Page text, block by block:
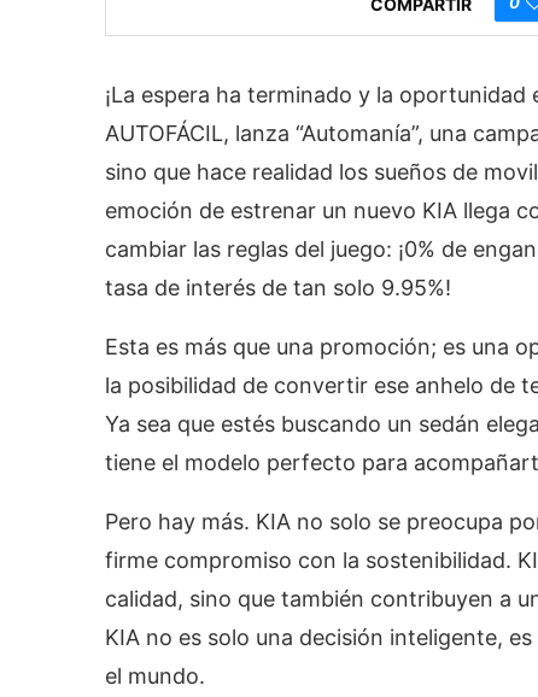
COMPARTIR
¡La espera ha terminado y la oportunidad
AUTOFÁCIL, lanza “Automanía”, una
sino que hace realidad los sueños de
emoción de estrenar un nuevo KIA llega
cambiar las reglas del juego: ¡0% de
tasa de interés de tan solo 9.95%!
Esta es más que una promoción; es una
la posibilidad de convertir ese anhelo de
Ya sea que estés buscando un sedán
tiene el modelo perfecto para
Pero hay más. KIA no solo se preocupa
firme compromiso con la sostenibilidad.
calidad, sino que también contribuyen a
KIA no es solo una decisión inteligente,
el mundo.